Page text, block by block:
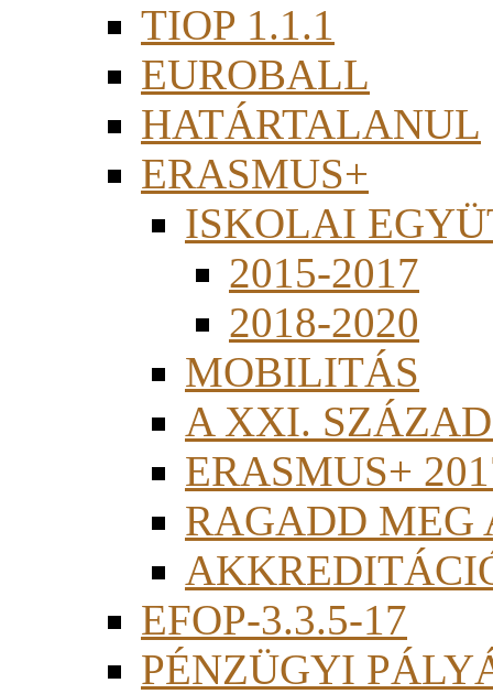
TIOP 1.1.1
EUROBALL
HATÁRTALANUL
ERASMUS+
ISKOLAI
2015-2017
2018-2020
MOBILITÁS
A XXI.
ERASMUS+
RAGADD MEG
EFOP-3.3.5-17
PÉNZÜGYI